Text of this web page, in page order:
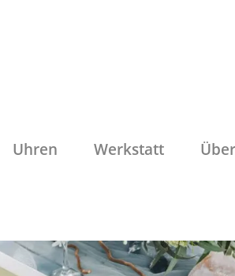
Uhren Werkstatt